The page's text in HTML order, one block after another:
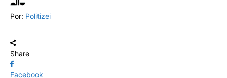
Por: Politizei
Share
Facebook